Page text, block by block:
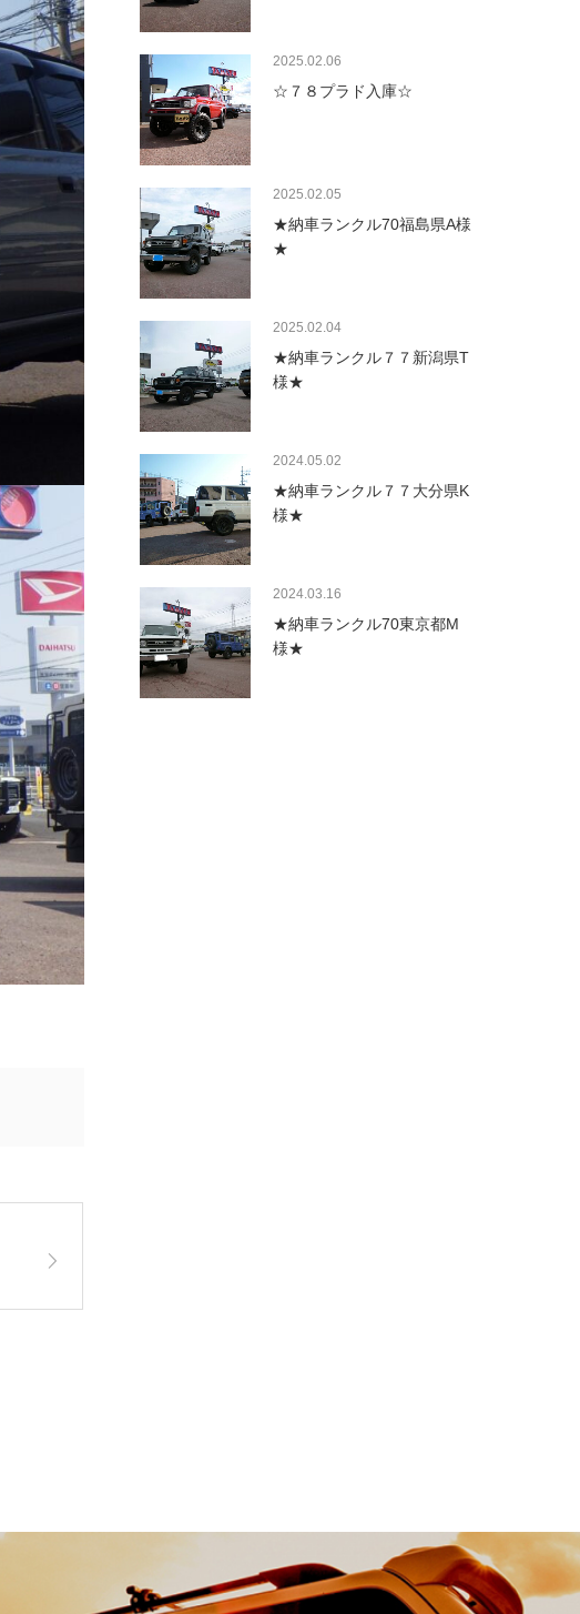
2025.02.06
☆７８プラド入庫☆
2025.02.05
★納車ランクル70福島県A様
★
2025.02.04
★納車ランクル７７新潟県T
様★
2024.05.02
★納車ランクル７７大分県K
様★
2024.03.16
★納車ランクル70東京都M
様★